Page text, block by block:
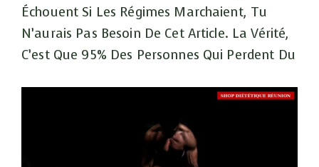
Échouent Si Les Régimes Marchaient, Tu
N’aurais Pas Besoin De Cet Article. La Vérité,
C’est Que 95% Des Personnes Qui Perdent Du